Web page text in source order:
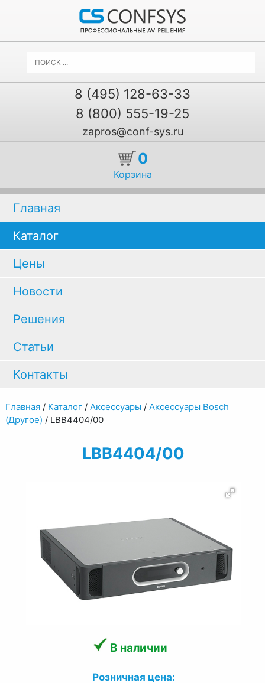
8 (495) 128-63-33
8 (800) 555-19-25
zapros@conf-sys.ru
0
Корзина
Главная
Каталог
Цены
Новости
Решения
Статьи
Контакты
Главная/ Каталог/ Аксессуары / Аксессуары Bosch
(Другое) / LBB4404/00
LBB4404/00
В наличии
Розничная цена: